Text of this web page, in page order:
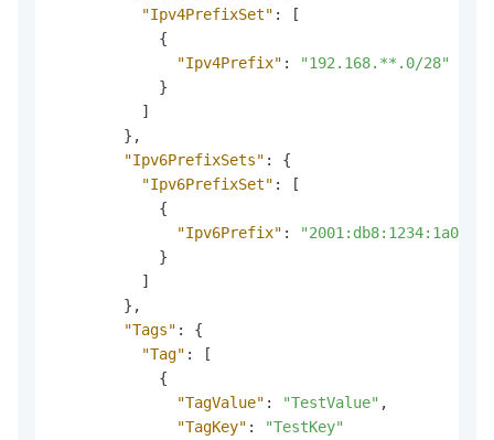
"Ipv4PrefixSet" :
[
{
"Ipv4Prefix" :
"192.168.**.0/28"
}
]
} ,
"Ipv6PrefixSets" :
{
"Ipv6PrefixSet" :
[
{
"Ipv6Prefix" :
}
]
} ,
"Tags" :
{
"Tag" :
[
{
"TagValue" : "TestValue" ,
"TagKey" :
"TestKey"